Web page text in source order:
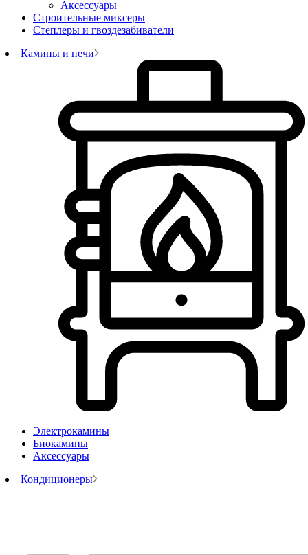
Аксессуары
Строительные миксеры
Степлеры и гвоздезабиватели
Камины и печи
Электрокамины
Биокамины
Аксессуары
Кондиционеры